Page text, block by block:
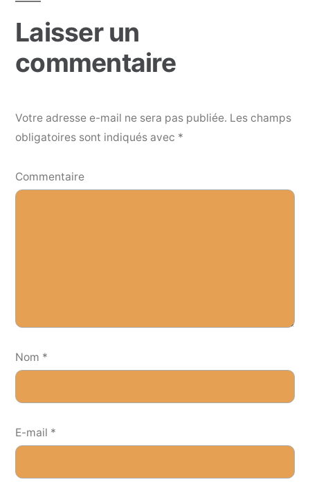
l’article
Laisser un
commentaire
Votre adresse e-mail ne sera pas publiée. Les champs
obligatoires sont indiqués avec *
Commentaire
Nom *
E-mail *